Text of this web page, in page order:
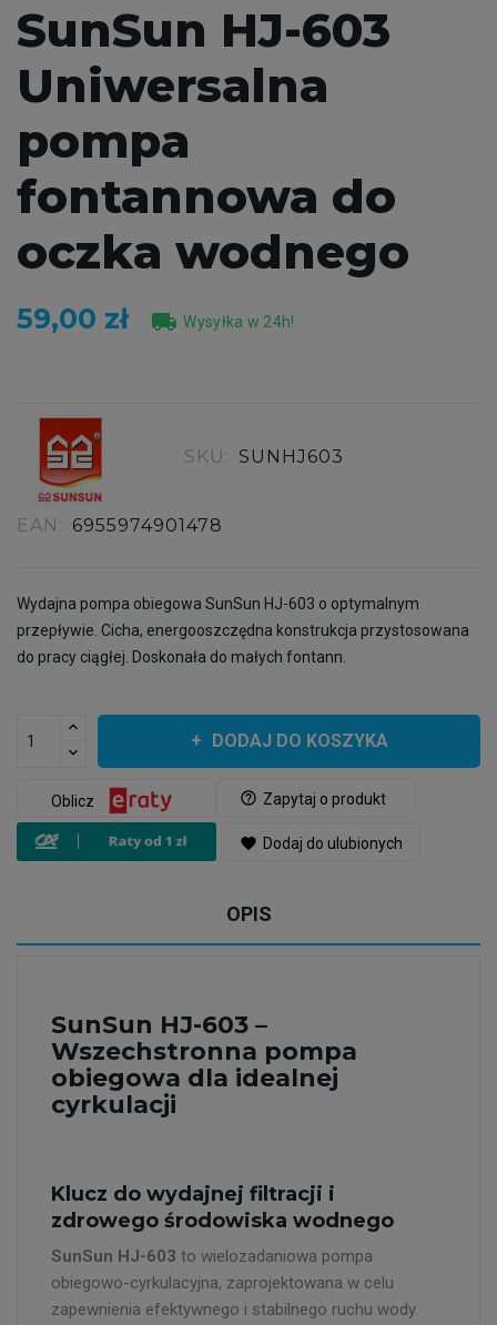
SunSun HJ-603
Uniwersalna
pompa
fontannowa do
oczka wodnego
59,00 zł local_shipping Wysyłka w 24h!
SKU: SUNHJ603
EAN: 6955974901478
Wydajna pompa obiegowa SunSun HJ-603 o optymalnym
przepływie. Cicha, energooszczędna konstrukcja przystosowana
do pracy ciągłej. Doskonała do małych fontann.
DODAJ DO KOSZYKA
help_outline Zapytaj o produkt
Oblicz
favorite Dodaj do ulubionych
OPIS
SunSun HJ-603 –
Wszechstronna pompa
obiegowa dla idealnej
cyrkulacji
Klucz do wydajnej filtracji i
zdrowego środowiska wodnego
SunSun HJ-603 to wielozadaniowa pompa
obiegowo-cyrkulacyjna, zaprojektowana w celu
zapewnienia efektywnego i stabilnego ruchu wody.